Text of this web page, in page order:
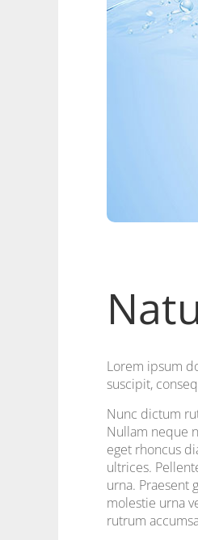
Lorem ipsum
suscipit,
Nunc dictum
Nullam neque
eget rhoncus
ultrices.
urna. Praesent
molestie urna
rutrum